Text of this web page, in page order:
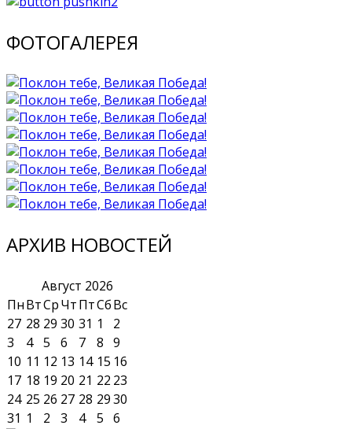
ФОТОГАЛЕРЕЯ
АРХИВ НОВОСТЕЙ
Август 2026
ПнВтСрЧтПтСбВс
27 28 29 30 31 1
2
3
4 5 6 7 8 9
10 11 12 13 14 15 16
17 18 19 20 21 22 23
24 25 26 27 28 2930
31 1 2 3 4 5 6